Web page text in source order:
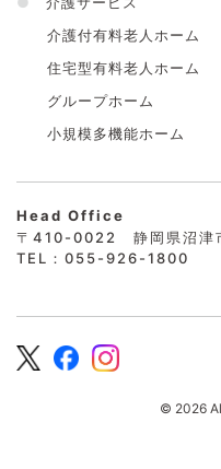
介護付有料老人ホーム
住宅型有料老人ホーム
グループホーム
小規模多機能ホーム
Head Office
〒410-0022 静岡県沼津
TEL：055-926-1800
© 2026